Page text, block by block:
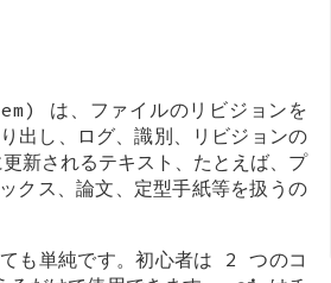
は、ファイルのリビジョンを
出し、ログ、識別、リビジョンの
新されるテキスト、たとえば、プ
クス、論文、定型手紙等を扱うの
も単純です。初心者は 2 つのコ